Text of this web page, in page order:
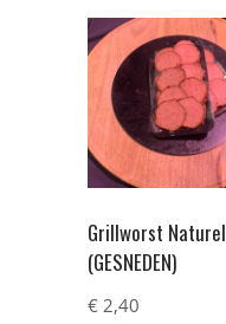
Grillworst Naturel
(GESNEDEN)
€ 2,40